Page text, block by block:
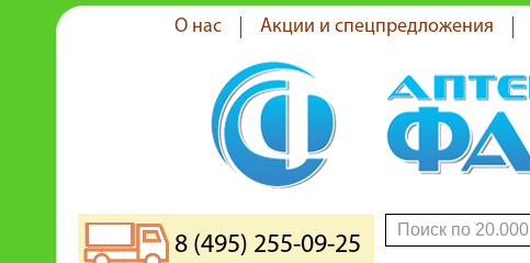
О нас Акции и спецпредложения
8 (495) 255-09-25